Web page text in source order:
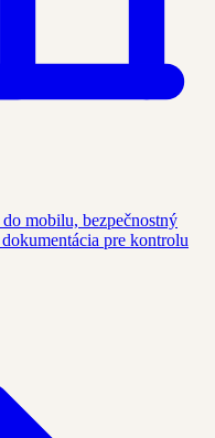
mobilu, bezpečnostný
pre kontrolu